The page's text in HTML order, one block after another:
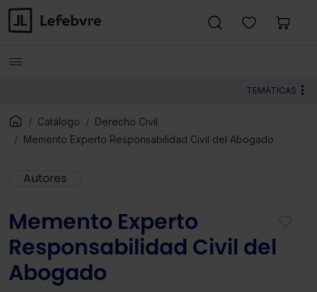
TEMÁTICAS
Catálogo
Derecho Civil
Memento Experto Responsabilidad Civil del Abogado
Autores
Memento Experto
Responsabilidad Civil del
Abogado